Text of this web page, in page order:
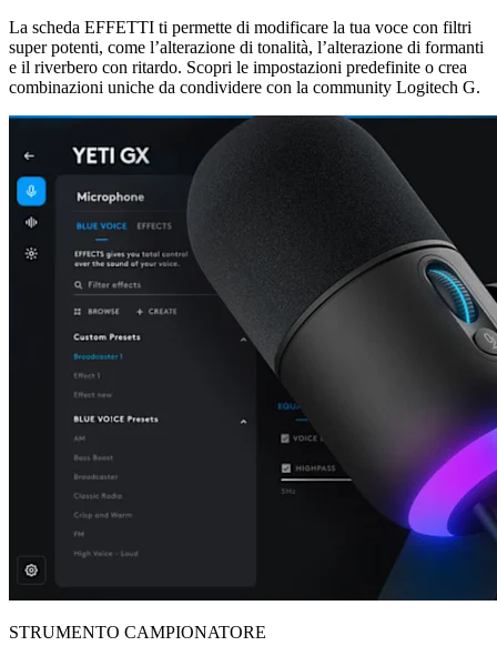
La scheda EFFETTI ti permette di modificare la tua voce con filtri
super potenti, come l’alterazione di tonalità, l’alterazione di formanti
e il riverbero con ritardo. Scopri le impostazioni predefinite o crea
combinazioni uniche da condividere con la community Logitech G.
STRUMENTO CAMPIONATORE